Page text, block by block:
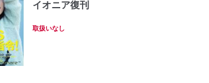
イオニア復刊
取扱いなし